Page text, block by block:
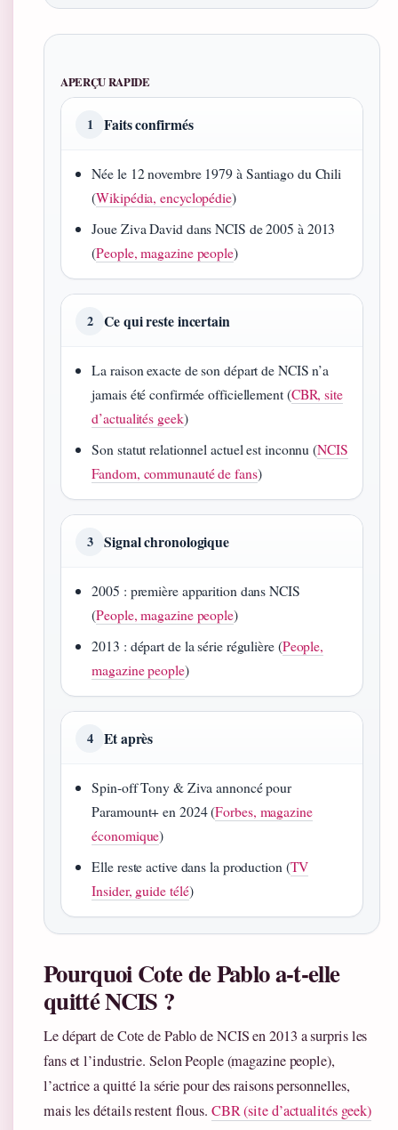
APERÇU RAPIDE
1 Faits confirmés
Née le 12 novembre 1979 à Santiago du Chili
(Wikipédia, encyclopédie)
Joue Ziva David dans NCIS de 2005 à 2013
(People, magazine people)
2 Ce qui reste incertain
La raison exacte de son départ de NCIS n’a
jamais été confirmée officiellement (CBR, site
d’actualités geek)
Son statut relationnel actuel est inconnu (NCIS
Fandom, communauté de fans)
3 Signal chronologique
2005 : première apparition dans NCIS
(People, magazine people)
2013 : départ de la série régulière (People,
magazine people)
4 Et après
Spin-off Tony & Ziva annoncé pour
Paramount+ en 2024 (Forbes, magazine
économique)
Elle reste active dans la production (TV
Insider, guide télé)
Pourquoi Cote de Pablo a-t-elle
quitté NCIS ?
Le départ de Cote de Pablo de NCIS en 2013 a surpris les
fans et l’industrie. Selon People (magazine people),
l’actrice a quitté la série pour des raisons personnelles,
mais les détails restent flous. CBR (site d’actualités geek)